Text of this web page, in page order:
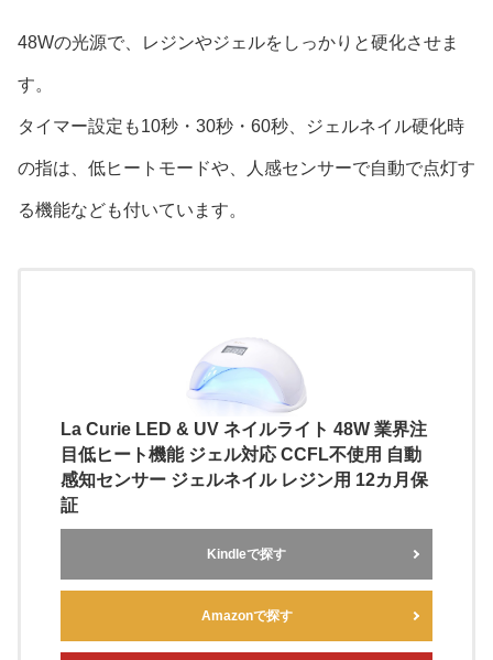
48Wの光源で、レジンやジェルをしっかりと硬化させま
す。
タイマー設定も10秒・30秒・60秒、ジェルネイル硬化時
の指は、低ヒートモードや、人感センサーで自動で点灯す
る機能なども付いています。
La Curie LED & UV ネイルライト 48W 業界注
目低ヒート機能 ジェル対応 CCFL不使用 自動
感知センサー ジェルネイル レジン用 12カ月保
証
Kindleで探す
Amazonで探す